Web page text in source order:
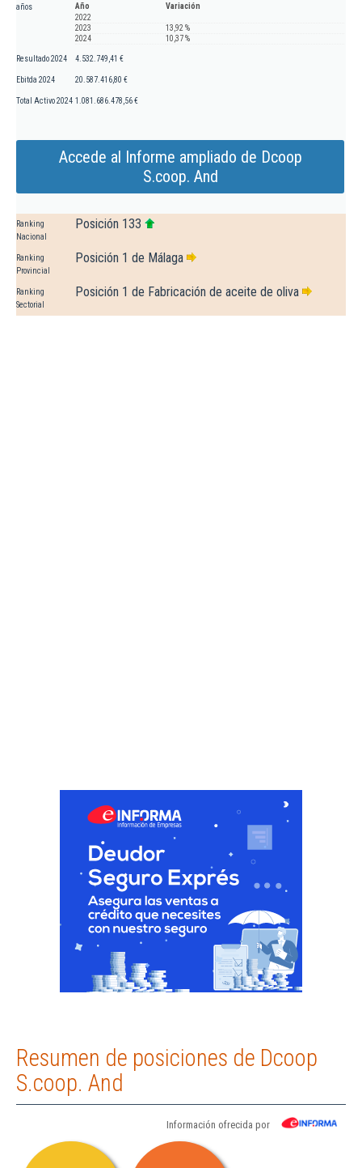
años
Año
Variación
2022
2023
13,92 %
2024
10,37 %
Resultado 2024 4.532.749,41 €
Ebitda 2024 20.587.416,80 €
Total Activo 2024 1.081.686.478,56 €
Accede al Informe ampliado de Dcoop
S.coop. And
Ranking
Nacional
Posición 133
Ranking
Provincial
Posición 1 de Málaga
Ranking
Sectorial
Posición 1 de Fabricación de aceite de oliva
Resumen de posiciones de Dcoop
S.coop. And
Información ofrecida por